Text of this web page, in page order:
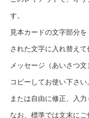
す。
見本カードの文字部分
された文字に入れ替えて
メッセージ（あいさつ
コピーしてお使い下さい
または自由に修正、入力
なお、標準では文末にご